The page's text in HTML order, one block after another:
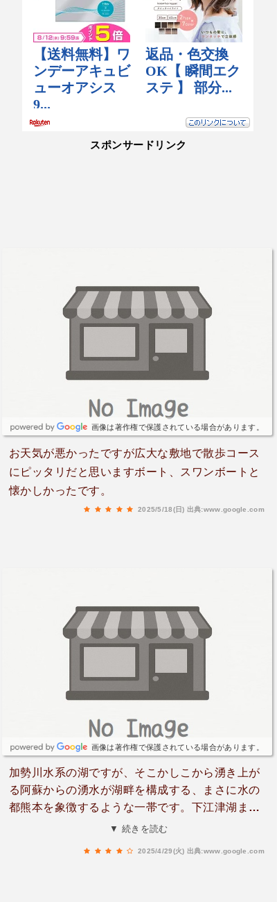
スポンサードリンク
画像は著作権で保護されている場合があります。
お天気が悪かったですが広大な敷地で散歩コース
にピッタリだと思いますボート、スワンボートと
懐かしかったです。
2025/5/18(日) 出典:www.google.com
画像は著作権で保護されている場合があります。
加勢川水系の湖ですが、そこかしこから湧き上が
る阿蘇からの湧水が湖畔を構成する、まさに水の
都熊本を象徴するような一帯です。下江津湖まで
いくと動植物園や周辺宅地からの排水の流入で随
▼ 続きを読む
2025/4/29(火) 出典:www.google.com